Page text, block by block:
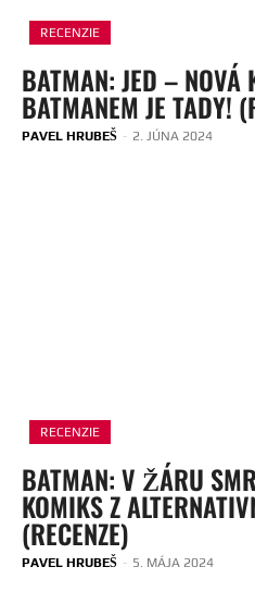
RECENZIE
BATMAN: JED – NOVÁ
BATMANEM JE TADY!
PAVEL HRUBEŠ - 2. JÚNA 2024
RECENZIE
BATMAN: V ŽÁRU
KOMIKS Z
(RECENZE)
PAVEL HRUBEŠ - 5. MÁJA 2024